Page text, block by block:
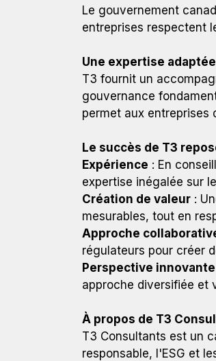
Le gouvernement
entreprises respectent
Une expertise
T3 fournit un
gouvernance
permet aux entreprises
Le succès de T3
Expérience : En
expertise inégalée sur
Création de valeur :
mesurables, tout en
Approche
régulateurs pour créer
Perspective innovante
approche diversifiée et
À propos de T3
T3 Consultants est un
responsable, l'ESG et